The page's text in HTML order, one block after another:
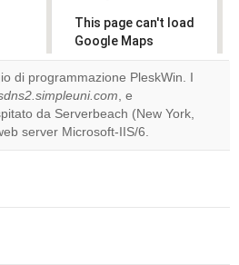
This page can't load
Google Maps
correctly.
Do you
own this
website?
OK
di programmazione PleskWin. I
, e
da Serverbeach (New York,
server Microsoft-IIS/6.